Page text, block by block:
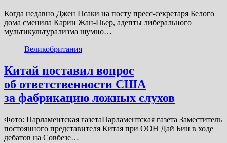
Когда недавно Джен Псаки на посту пресс-секретаря Белого
дома сменила Карин Жан-Пьер, адепты либерального
мультикультурализма шумно…
Великобритания
Китай поставил вопрос
об ответственности США
за фабрикацию ложных слухов
Фото: Парламентская газетаПарламентская газета Заместитель
постоянного представителя Китая при ООН Дай Бин в ходе
дебатов на Совбезе…